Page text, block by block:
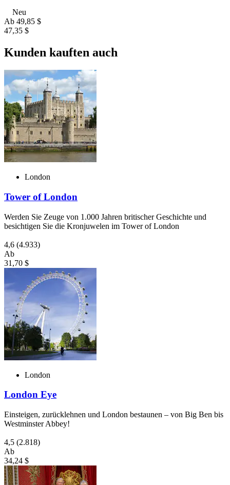
Neu
Ab 49,85 $
47,35 $
Kunden kauften auch
London
Tower of London
Werden Sie Zeuge von 1.000 Jahren britischer Geschichte und
besichtigen Sie die Kronjuwelen im Tower of London
4,6 (4.933)
Ab
31,70 $
London
London Eye
Einsteigen, zurücklehnen und London bestaunen – von Big Ben bis
Westminster Abbey!
4,5 (2.818)
Ab
34,24 $